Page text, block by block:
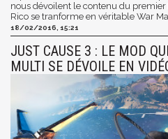
nous dévoilent le contenu du premier
Rico se tranforme en véritable War
18/02/2016, 15:21
JUST CAUSE 3 : LE MOD
MULTI SE DÉVOILE EN